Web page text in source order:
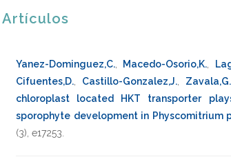
Artículos
Yanez-Dominguez,C. Macedo-Osorio,K.
Cifuentes,D.
Castillo-Gonzalez,J., Zavala,G.
chloroplast located HKT transporter
sporophyte development in Physcomitrium
(3), e17253